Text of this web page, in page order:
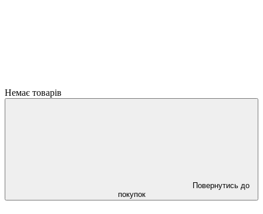
Немає товарів
Повернутись до
покупок